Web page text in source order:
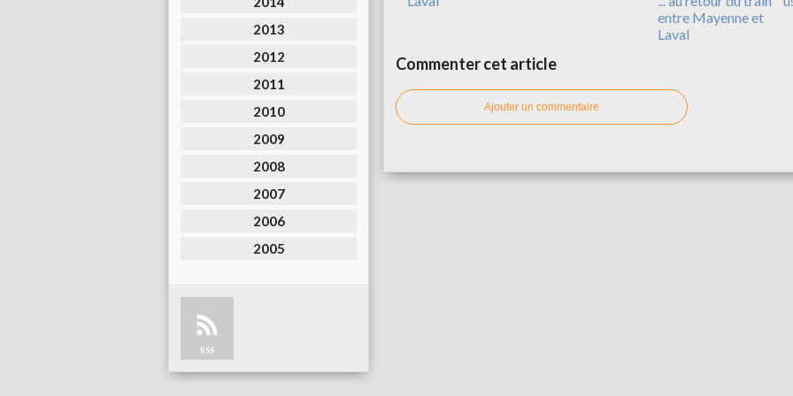
2013
2012
2011
2010
2009
2008
2007
2006
2005
RSS
entre Mayenne et
Laval
Commenter cet article
Ajouter un commentaire